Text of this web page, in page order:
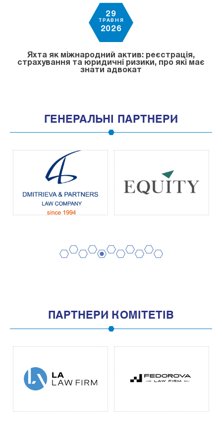
29
ТРАВНЯ
2026
Яхта як міжнародний актив: реєстрація,
страхування та юридичні ризики, про які має
знати адвокат
ГЕНЕРАЛЬНІ ПАРТНЕРИ
ПАРТНЕРИ КОМІТЕТІВ